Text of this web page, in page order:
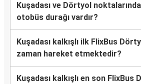
Kuşadası ve Dörtyol
otobüs durağı vardır?
Kuşadası kalkışlı ilk FlixBus
zaman hareket etmektedir?
Kuşadası kalkışlı en son FlixBus